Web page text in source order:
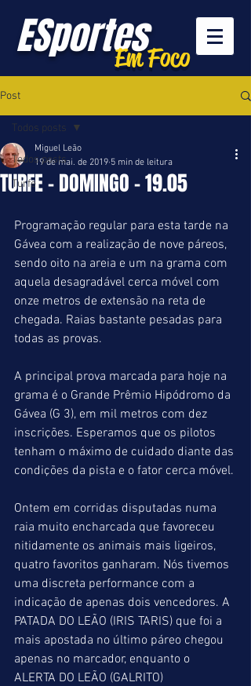
ESportesEm Foco
Post
Todos posts
Turfe
Todos posts
TURFE - DOMINGO - 19.05
Miguel Leão
19 de mai. de 2019 5 min de leitura
Programação regular para esta tarde na
Gávea com a realização de nove páreos,
sendo oito na areia e um na grama com
aquela desagradável cerca móvel com
onze metros de extensão na reta de
chegada. Raias bastante pesadas para
todas as provas.
A principal prova marcada para hoje na
grama é o Grande Prêmio Hipódromo da
Gávea (G 3), em mil metros com dez
inscrições. Esperamos que os pilotos
tenham o máximo de cuidado diante das
condições da pista e o fator cerca móvel.
Ontem em corridas disputadas numa
raia muito encharcada que favoreceu
nitidamente os animais mais ligeiros,
quatro favoritos ganharam. Nós tivemos
uma discreta performance com a
indicação de apenas dois vencedores. A
PATADA DO LEÃO (IRIS TARIS) que foi a
mais apostada no último páreo chegou
apenas no marcador, enquanto o
ALERTA DO LEÃO (GALRITO)